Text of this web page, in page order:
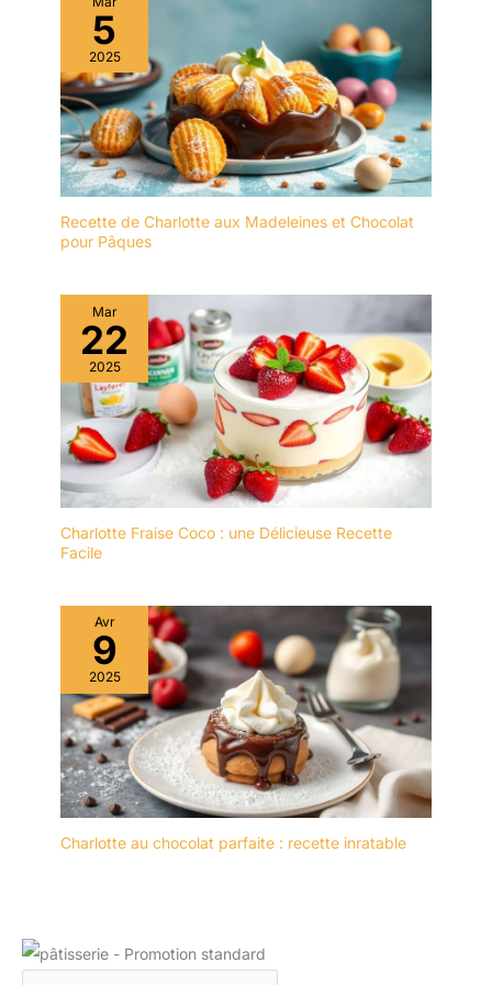
qui donnent élégance et
légèreté aux assiettes
sur votre table. Les
dessins sont appliqués
directement sur les
plates, vous garantissant
résistance et valeur sans
un seul produit. LAVAGE
est idéal pour un usage
avec fréquence sans
s'user. Peut également
être inséré au micro-
ondes pour réchauffer
vos plats préférés. Sans
BPA, vous pourrez
manger vos aliments en
toute sécurité avec votre
famille ou vos amis. IDÉE
DE CADEAU ET PLUS
ENCORE – Le service
vous donnera une bonne
image pendant diners
importants avec amis et
familiers. Nos plates sont
parfaites comme cadeau
pace que sont adaptés
aux goûts classiques et
modernes aussi !
les réchauffer sans
souci, ce qui vous
simplifie la vie. [Set de
vaisselle sain] : Améliorez
votre expérience de
repas avec notre belle
vaisselle sûre. Fabriqués
à partir de matériaux non
toxiques, ils préservent la
pureté de vos aliments et
Notre set de vaisselle est
fabriqué en céramique de
haute qualité et est cuit à
2340℉ 13,5 heures pour
créer une surface
résistante aux rayures.
Ainsi, la beauté et la
fonctionnalité sont
préservées pendant des
l'émail réactif] : Le set de
émaillage réactif. Les
subtiles variations de
teinte et de profondeur
confèrent à chaque pièce
une note particulière, de
sorte qu'aucune ne se
ressemble. [Finition
exquise] : Le design à
rayures verticales de
notre service & set de
vaisselle confère à votre
assurent une
5
2025
Recette de Charlotte aux Madeleines et Chocolat
pour Pâques
Mar
22
2025
Charlotte Fraise Coco : une Délicieuse Recette
Facile
Avr
9
2025
Charlotte au chocolat parfaite : recette inratable